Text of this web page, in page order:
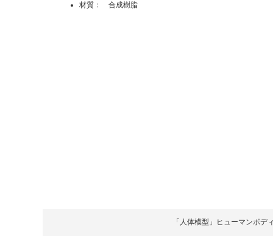
材質： 合成樹脂
「人体模型」ヒューマンボ